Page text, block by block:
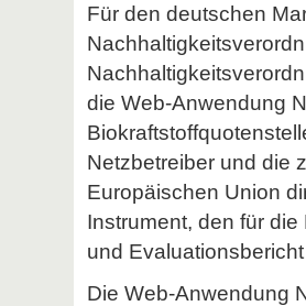
Für den deutschen
die Web-Anwendung
Netzbetreiber und die
Europäischen Union
Instrument, den für
und
Die Web-Anwendung